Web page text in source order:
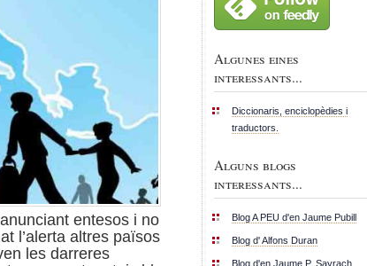
entesos i no
l’alerta altres països
les darreres
Algunes eines
interessants...
Diccionaris, enciclopèdies i
traductors.
Alguns blogs
interessants...
Blog A PEU d'en Jaume Pubill
Blog d' Alfons Duran
Blog d'en Jaume P. Sayrach